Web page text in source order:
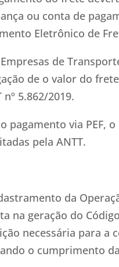
ou conta de
Eletrônico de
de
de o valor do
nº 5.862/2019.
pagamento via PEF,
pela ANTT.
da
na geração do
necessária para
o cumprimento